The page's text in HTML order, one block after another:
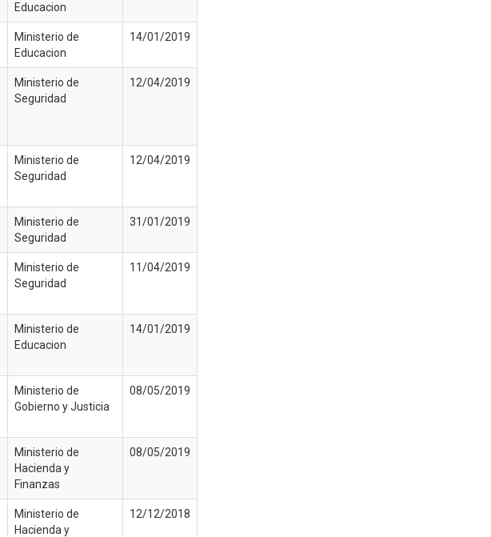
Educacion
Ministerio de
Educacion
14/01/2019
Ministerio de
Seguridad
12/04/2019
Ministerio de
Seguridad
12/04/2019
Ministerio de
Seguridad
31/01/2019
Ministerio de
Seguridad
11/04/2019
Ministerio de
Educacion
14/01/2019
Ministerio de
Gobierno y Justicia
08/05/2019
Ministerio de
Hacienda y
Finanzas
08/05/2019
Ministerio de
Hacienda y
12/12/2018